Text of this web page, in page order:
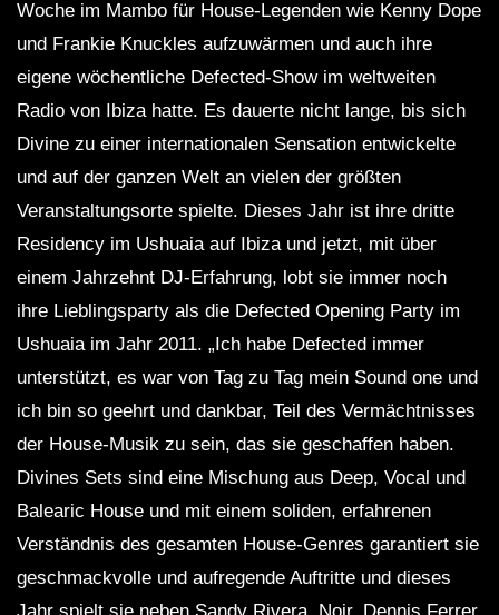
Woche im Mambo für House-Legenden wie Kenny Dope
und Frankie Knuckles aufzuwärmen und auch ihre
eigene wöchentliche Defected-Show im weltweiten
Radio von Ibiza hatte. Es dauerte nicht lange, bis sich
Divine zu einer internationalen Sensation entwickelte
und auf der ganzen Welt an vielen der größten
Veranstaltungsorte spielte. Dieses Jahr ist ihre dritte
Residency im Ushuaia auf Ibiza und jetzt, mit über
einem Jahrzehnt DJ-Erfahrung, lobt sie immer noch
ihre Lieblingsparty als die Defected Opening Party im
Ushuaia im Jahr 2011. „Ich habe Defected immer
unterstützt, es war von Tag zu Tag mein Sound one und
ich bin so geehrt und dankbar, Teil des Vermächtnisses
der House-Musik zu sein, das sie geschaffen haben.
Divines Sets sind eine Mischung aus Deep, Vocal und
Balearic House und mit einem soliden, erfahrenen
Verständnis des gesamten House-Genres garantiert sie
geschmackvolle und aufregende Auftritte und dieses